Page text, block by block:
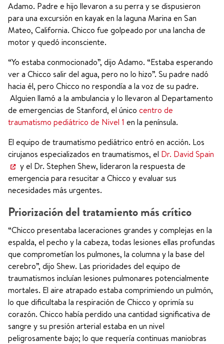
Adamo. Padre e hijo llevaron a su perra y se dispusieron
para una excursión en kayak en la laguna Marina en San
Mateo, California. Chicco fue golpeado por una lancha de
motor y quedó inconsciente.
“Yo estaba conmocionado”, dijo Adamo. “Estaba esperando
ver a Chicco salir del agua, pero no lo hizo”. Su padre nadó
hacia él, pero Chicco no respondía a la voz de su padre.
Alguien llamó a la ambulancia y lo llevaron al Departamento
de emergencias de Stanford, el único centro de
traumatismo pediátrico de Nivel 1 en la península.
El equipo de traumatismo pediátrico entró en acción. Los
cirujanos especializados en traumatismos, el Dr. David Spain
y el Dr. Stephen Shew, lideraron la respuesta de
emergencia para resucitar a Chicco y evaluar sus
necesidades más urgentes.
Priorización del tratamiento más crítico
“Chicco presentaba laceraciones grandes y complejas en la
espalda, el pecho y la cabeza, todas lesiones ellas profundas
que comprometían los pulmones, la columna y la base del
cerebro”, dijo Shew. Las prioridades del equipo de
traumatismos incluían lesiones pulmonares potencialmente
mortales. El aire atrapado estaba comprimiendo un pulmón,
lo que dificultaba la respiración de Chicco y oprimía su
corazón. Chicco había perdido una cantidad significativa de
sangre y su presión arterial estaba en un nivel
peligrosamente bajo; lo que requería continuas maniobras